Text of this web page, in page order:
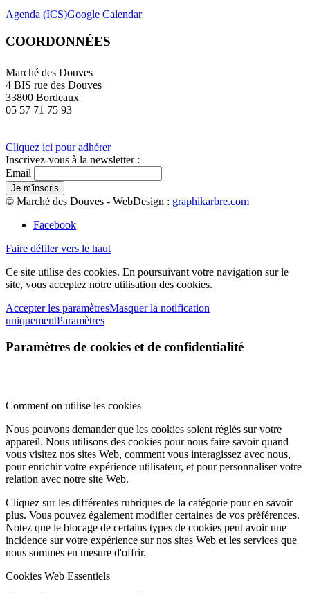
Agenda (ICS)Google Calendar
COORDONNÉES
Marché des Douves
4 BIS rue des Douves
33800 Bordeaux
05 57 71 75 93
Cliquez ici pour adhérer
Inscrivez-vous à la newsletter :
Email
© Marché des Douves - WebDesign : graphikarbre.com
Facebook
Faire défiler vers le haut
Ce site utilise des cookies. En poursuivant votre navigation sur le
site, vous acceptez notre utilisation des cookies.
Accepter les paramètresMasquer la notification
uniquementParamètres
Paramètres de cookies et de confidentialité
Comment on utilise les cookies
Nous pouvons demander que les cookies soient réglés sur votre
appareil. Nous utilisons des cookies pour nous faire savoir quand
vous visitez nos sites Web, comment vous interagissez avec nous,
pour enrichir votre expérience utilisateur, et pour personnaliser votre
relation avec notre site Web.
Cliquez sur les différentes rubriques de la catégorie pour en savoir
plus. Vous pouvez également modifier certaines de vos préférences.
Notez que le blocage de certains types de cookies peut avoir une
incidence sur votre expérience sur nos sites Web et les services que
nous sommes en mesure d'offrir.
Cookies Web Essentiels